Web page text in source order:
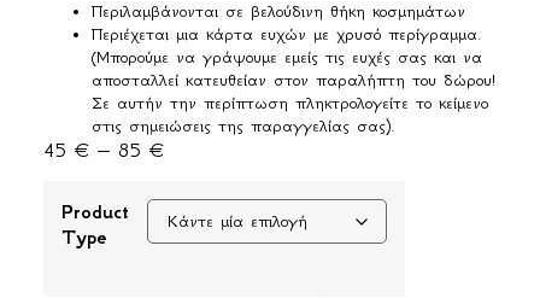
Περιλαμβάνονται σε βελούδινη θήκη κοσμημάτων
Περιέχεται μια κάρτα ευχών με χρυσό περίγραμμα.
(Μπορούμε να γράψουμε εμείς τις ευχές σας και να
αποσταλλεί κατευθείαν στον παραλήπτη του δώρου!
Σε αυτήν την περίπτωση πληκτρολογείτε το κείμενο
στις σημειώσεις της παραγγελίας σας).
45 € – 85 €
Product
Type